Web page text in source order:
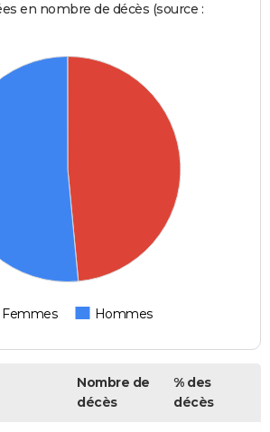
en nombre de décès (source :
Femmes Hommes
Nombre de
décès
% des
décès